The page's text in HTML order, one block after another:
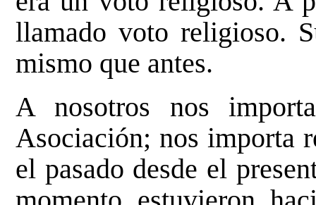
llamado voto religioso.
mismo que antes.
A nosotros nos
Asociación; nos importa
el pasado desde el